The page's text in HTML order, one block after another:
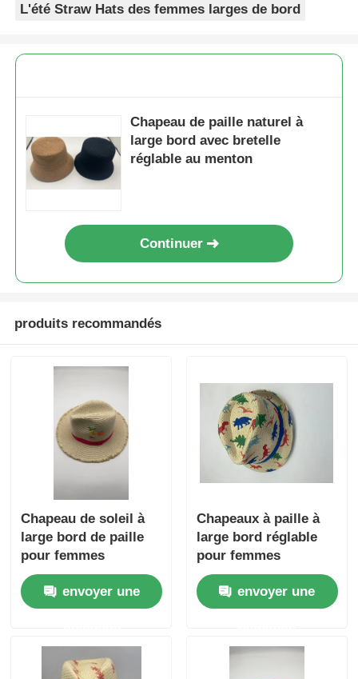
L'été Straw Hats des femmes larges de bord
Chapeau de paille naturel à
large bord avec bretelle
réglable au menton
Continuer
produits recommandés
Chapeau de soleil à
large bord de paille
pour femmes
envoyer une
Chapeaux à paille à
large bord réglable
pour femmes
envoyer une